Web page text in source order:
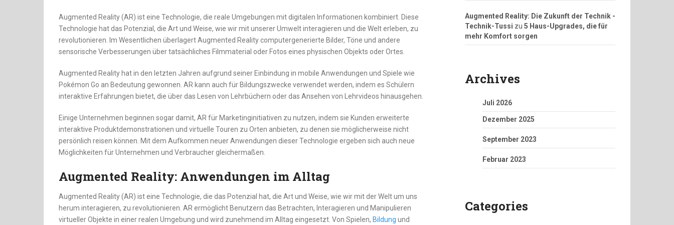
Augmented Reality (AR) ist eine Technologie, die reale Umgebungen mit digitalen Informationen kombiniert. Diese
Technologie hat das Potenzial, die Art und Weise, wie wir mit unserer Umwelt interagieren und die Welt erleben, zu
revolutionieren. Im Wesentlichen überlagert Augmented Reality computergenerierte Bilder, Töne und andere
sensorische Verbesserungen über tatsächliches Filmmaterial oder Fotos eines physischen Objekts oder Ortes.
Augmented Reality hat in den letzten Jahren aufgrund seiner Einbindung in mobile Anwendungen und Spiele wie
Pokémon Go an Bedeutung gewonnen. AR kann auch für Bildungszwecke verwendet werden, indem es Schülern
interaktive Erfahrungen bietet, die über das Lesen von Lehrbüchern oder das Ansehen von Lehrvideos hinausgehen.
Einige Unternehmen beginnen sogar damit, AR für Marketinginitiativen zu nutzen, indem sie Kunden erweiterte
interaktive Produktdemonstrationen und virtuelle Touren zu Orten anbieten, zu denen sie möglicherweise nicht
persönlich reisen können. Mit dem Aufkommen neuer Anwendungen dieser Technologie ergeben sich auch neue
Möglichkeiten für Unternehmen und Verbraucher gleichermaßen.
Augmented Reality: Anwendungen im Alltag
Augmented Reality (AR) ist eine Technologie, die das Potenzial hat, die Art und Weise, wie wir mit der Welt um uns
herum interagieren, zu revolutionieren. AR ermöglicht Benutzern das Betrachten, Interagieren und Manipulieren
virtueller Objekte in einer realen Umgebung und wird zunehmend im Alltag eingesetzt. Von Spielen, Bildung und
Augmented Reality: Die Zukunft der Technik -
Technik-Tussi zu 5 Haus-Upgrades, die für
mehr Komfort sorgen
Archives
Juli 2026
Dezember 2025
September 2023
Februar 2023
Categories